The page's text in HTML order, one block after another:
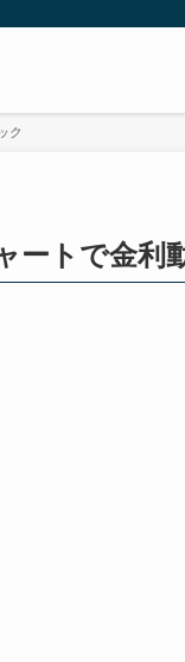
ク
ートで金利